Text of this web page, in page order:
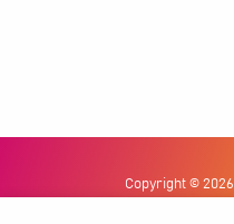
Copyright © 2026